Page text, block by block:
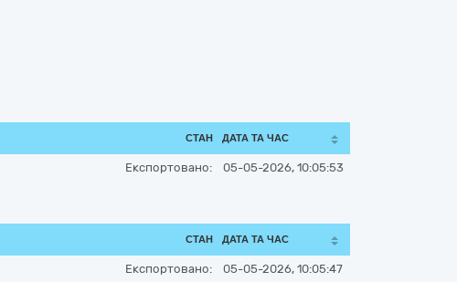
СТАН ДАТА ТА ЧАС
Експортовано: 05-05-2026, 10:05:53
СТАН ДАТА ТА ЧАС
Експортовано: 05-05-2026, 10:05:47